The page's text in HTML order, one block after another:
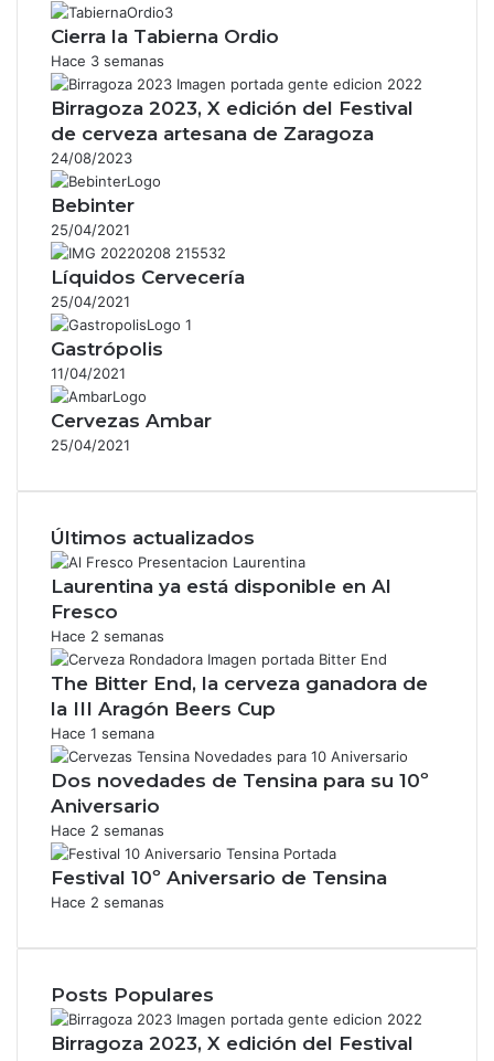
Cierra la Tabierna Ordio
Hace 3 semanas
Birragoza 2023, X edición del Festival
de cerveza artesana de Zaragoza
24/08/2023
Bebinter
25/04/2021
Líquidos Cervecería
25/04/2021
Gastrópolis
11/04/2021
Cervezas Ambar
25/04/2021
Últimos actualizados
Laurentina ya está disponible en Al
Fresco
Hace 2 semanas
The Bitter End, la cerveza ganadora de
la III Aragón Beers Cup
Hace 1 semana
Dos novedades de Tensina para su 10º
Aniversario
Hace 2 semanas
Festival 10º Aniversario de Tensina
Hace 2 semanas
Posts Populares
Birragoza 2023, X edición del Festival